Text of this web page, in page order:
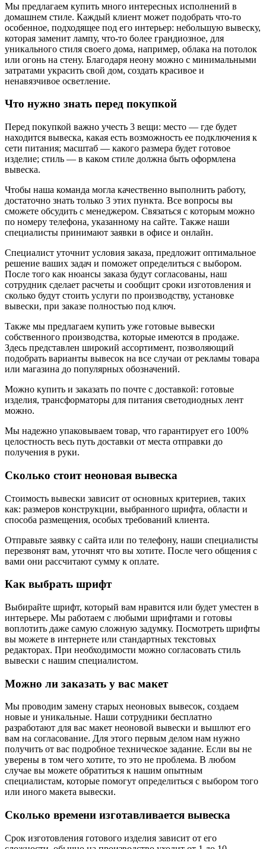
Мы предлагаем купить много интересных исполнений в
домашнем стиле. Каждый клиент может подобрать что-то
особенное, подходящее под его интерьер: небольшую вывеску,
которая заменит лампу, что-то более грандиозное, для
уникального стиля своего дома, например, облака на потолок
или огонь на стену. Благодаря неону можно с минимальными
затратами украсить свой дом, создать красивое и
ненавязчивое осветление.
Что нужно знать перед покупкой
Перед покупкой важно учесть 3 вещи: место — где будет
находится вывеска, какая есть возможность ее подключения к
сети питания; масштаб — какого размера будет готовое
изделие; стиль — в каком стиле должна быть оформлена
вывеска.
Чтобы наша команда могла качественно выполнить работу,
достаточно знать только 3 этих пункта. Все вопросы вы
сможете обсудить с менеджером. Связаться с которым можно
по номеру телефона, указанному на сайте. Также наши
специалисты принимают заявки в офисе и онлайн.
Специалист уточнит условия заказа, предложит оптимальное
решение ваших задач и поможет определиться с выбором.
После того как нюансы заказа будут согласованы, наш
сотрудник сделает расчеты и сообщит сроки изготовления и
сколько будут стоить услуги по производству, установке
вывески, при заказе полностью под ключ.
Также мы предлагаем купить уже готовые вывески
собственного производства, которые имеются в продаже.
Здесь представлен широкий ассортимент, позволяющий
подобрать варианты вывесок на все случаи от рекламы товара
или магазина до популярных обозначений.
Можно купить и заказать по почте с доставкой: готовые
изделия, трансформаторы для питания светодиодных лент
можно.
Мы надежно упаковываем товар, что гарантирует его 100%
целостность весь путь доставки от места отправки до
получения в руки.
Сколько стоит неоновая вывеска
Стоимость вывески зависит от основных критериев, таких
как: размеров конструкции, выбранного шрифта, области и
способа размещения, особых требований клиента.
Отправьте заявку с сайта или по телефону, наши специалисты
перезвонят вам, уточнят что вы хотите. После чего общения с
вами они рассчитают сумму к оплате.
Как выбрать шрифт
Выбирайте шрифт, который вам нравится или будет уместен в
интерьере. Мы работаем с любыми шрифтами и готовы
воплотить даже самую сложную задумку. Посмотреть шрифты
вы можете в интернете или стандартных текстовых
редакторах. При необходимости можно согласовать стиль
вывески с нашим специалистом.
Можно ли заказать у вас макет
Мы проводим замену старых неоновых вывесок, создаем
новые и уникальные. Наши сотрудники бесплатно
разработают для вас макет неоновой вывески и вышлют его
вам на согласование. Для этого первым делом нам нужно
получить от вас подробное техническое задание. Если вы не
уверены в том чего хотите, то это не проблема. В любом
случае вы можете обратиться к нашим опытным
специалистам, которые помогут определиться с выбором того
или иного макета вывески.
Сколько времени изготавливается вывеска
Срок изготовления готового изделия зависит от его